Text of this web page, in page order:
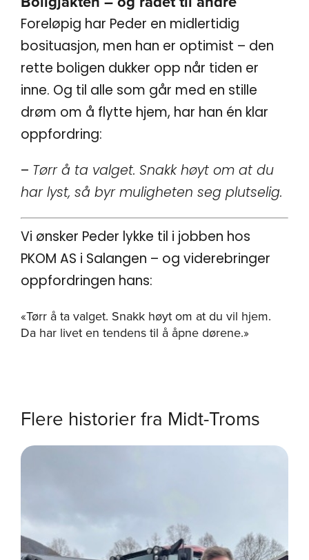
Foreløpig har Peder en midlertidig
bosituasjon, men han er optimist – den
rette boligen dukker opp når tiden er
inne. Og til alle som går med en stille
drøm om å flytte hjem, har han én klar
oppfordring:
– Tørr å ta valget. Snakk høyt om at du
har lyst, så byr muligheten seg plutselig.
Vi ønsker Peder lykke til i jobben hos
PKOM AS i Salangen – og viderebringer
oppfordringen hans:
«Tørr å ta valget. Snakk høyt om at du vil hjem.
Da har livet en tendens til å åpne dørene.»
Flere historier fra Midt-Troms